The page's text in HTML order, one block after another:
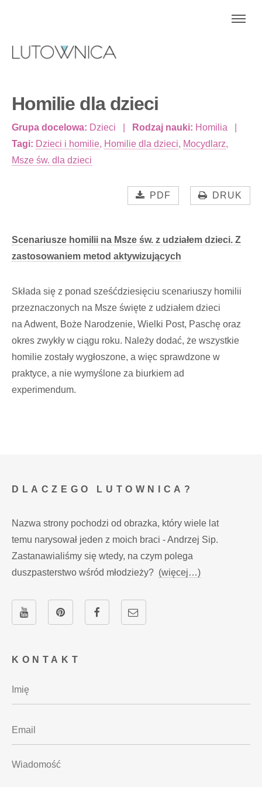
Homilie dla dzieci
Grupa docelowa: Dzieci Rodzaj nauki: Homilia
Tagi: Dzieci i homilie, Homilie dla dzieci, Mocydlarz,
Msze św. dla dzieci
PDF DRUK
Scenariusze homilii na Msze św. z udziałem dzieci. Z
zastosowaniem metod aktywizujących
Składa się z ponad sześćdziesięciu scenariuszy homilii
przeznaczonych na Msze święte z udziałem dzieci
na Adwent, Boże Narodzenie, Wielki Post, Paschę oraz
okres zwykły w ciągu roku. Należy dodać, że wszystkie
homilie zostały wygłoszone, a więc sprawdzone w
praktyce, a nie wymyślone za biurkiem ad
experimendum.
KONTAKT
DLACZEGO LUTOWNICA?
Nazwa strony pochodzi od obrazka, który wiele lat
temu narysował jeden z moich braci - Andrzej Sip.
Zastanawialiśmy się wtedy, na czym polega
duszpasterstwo wśród młodzieży? (więcej…)